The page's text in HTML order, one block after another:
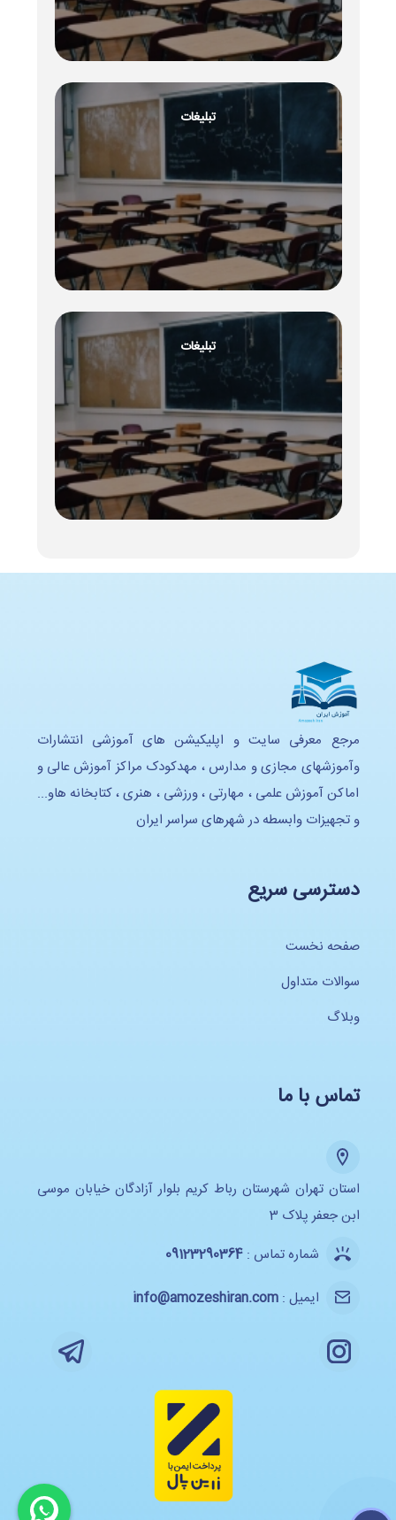
تبلیغات
تبلیغات
مرجع معرفی سایت و اپلیکیشن های آموزشی انتشارات
وآموزشهای مجازی و مدارس ، مهدکودک مراکز آموزش عالی و
اماکن آموزش علمی ، مهارتی ، ورزشی ، هنری ، کتابخانه هاو...
و تجهیزات وابسطه در شهرهای سراسر ایران
دسترسی سریع
صفحه نخست
سوالات متداول
وبلاگ
تماس با ما
استان تهران شهرستان رباط کریم بلوار آزادگان خیابان موسی
ابن جعفر پلاک 3
شماره تماس :09123290364
ایمیل :info@amozeshiran.com